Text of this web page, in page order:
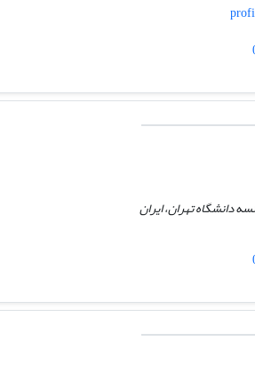
دانشگاه تهران، ایران